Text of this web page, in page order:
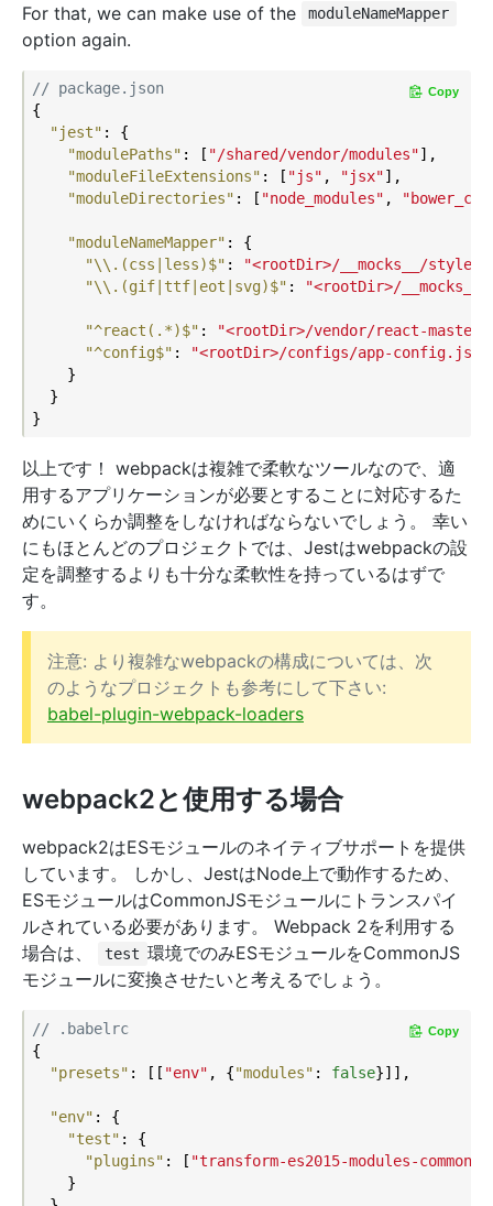
For that, we can make use of the
moduleNameMapper
option again.
// package.json
{
"jest" : {
"modulePaths" : [ "/shared/vendor/modules"],
"moduleFileExtensions" : [ "js" , "jsx"],
"moduleDirectories" : [ "node_modules" ,
"moduleNameMapper" : {
"\\.(css|less)$" :
"<rootDir>/__mocks__/
"\\.(gif|ttf|eot|svg)$" : "<rootDir>/
"^react(.*)$" :
"<rootDir>/vendor/react-
"^config$" :
"<rootDir>/configs/app-config.js"
    }
  }
Copy
以上です！ webpackは複雑で柔軟なツールなので、適
用するアプリケーションが必要とすることに対応するた
めにいくらか調整をしなければならないでしょう。 幸い
にもほとんどのプロジェクトでは、Jestはwebpackの設
定を調整するよりも十分な柔軟性を持っているはずで
す。
注意: より複雑なwebpackの構成については、次
のようなプロジェクトも参考にして下さい:
babel-plugin-webpack-loaders
webpack2と使用する場合
webpack2はESモジュールのネイティブサポートを提供
しています。 しかし、JestはNode上で動作するため、
ESモジュールはCommonJSモジュールにトランスパイ
ルされている必要があります。 Webpack 2を利用する
場合は、
test 環境でのみESモジュールをCommonJS
モジュールに変換させたいと考えるでしょう。
// .babelrc
{
"presets" : [[ "env" , {"modules" : false}]],
"env" : {
"test" : {
"plugins" : [ "transform-es2015-modules-
    }
Copy